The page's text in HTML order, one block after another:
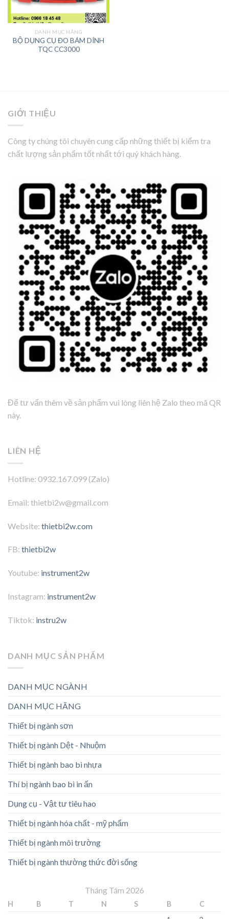
DANH MỤC HÃNG
BỘ DỤNG CỤ ĐO BÁM DÍNH
TQC CC3000
GIỚI THIỆU
Công ty chúng tôi chuyên cung cấp những thiết bị kiểm tra
chất lượng sản phẩm tốt nhất tới quý khách hàng.
Để tư vấn thêm về sản phẩm vui lòng liên hệ Zalo theo mã QR
này.
LIÊN HỆ
Hotline: 0932.167.099 (Zalo)
Email: thietbi2w@gmail.com
Website: thietbi2w.com
FB: thietbi2w
Youtube: instrument2w
Instagram: instrument2w
Tiktok: instru2w
DANH MỤC SẢN PHẨM
DANH MỤC NGÀNH
DANH MỤC HÃNG
Thiết bị ngành sơn
Thiết bị ngành Dệt - Nhuộm
Thiết bị ngành bao bì nhựa
Thí bị ngành bao bì in ấn
Dụng cụ - Vật tư tiêu hao
Thiết bị ngành hóa chất - mỹ phẩm
Thiết bị ngành môi trường
Thiết bị ngành thường thức đời sống
Tháng Tám 2026
H B T N S B
C